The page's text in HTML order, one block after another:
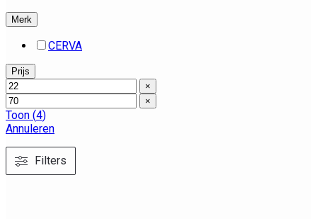
Merk
CERVA
Prijs
×
×
Toon (4)
Annuleren
Filters